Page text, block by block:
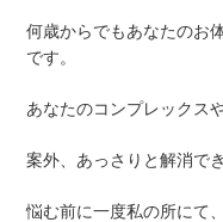
何歳からでもあなたのお
です。
あなたのコンプレックス
案外、あっさりと解消で
悩む前に一度私の所にて